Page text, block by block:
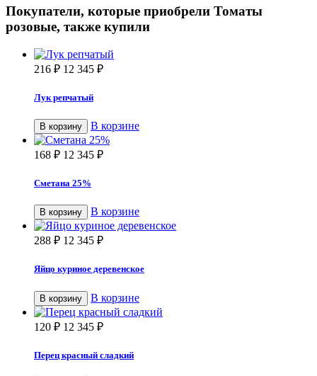
Покупатели, которые приобрели Томаты
розовые, также купили
216 ₽ 12 345 ₽
Лук репчатый
В корзину В корзине
168 ₽ 12 345 ₽
Сметана 25%
В корзину В корзине
288 ₽ 12 345 ₽
Яйцо куриное деревенское
В корзину В корзине
120 ₽ 12 345 ₽
Перец красный сладкий